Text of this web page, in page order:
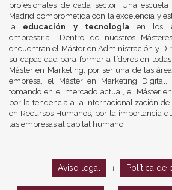
profesionales de cada sector. Una
Madrid comprometida con la excelencia y
la educación y tecnologíaen los
empresarial. Dentro de nuestros
encuentran el Máster en Administración y
su capacidad para formar a líderes en
Máster en Marketing, por ser una de las
empresa, el Máster en Marketing
tomando en el mercado actual, el Máster
por la tendencia a la internacionalización de
en Recursos Humanos, por la importancia
las empresas al capital humano.
Aviso legal Política de